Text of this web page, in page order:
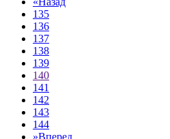
135
136
137
138
139
140
141
142
143
144
»Вперед